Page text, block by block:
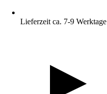
Lieferzeit ca. 7-9 Werktage